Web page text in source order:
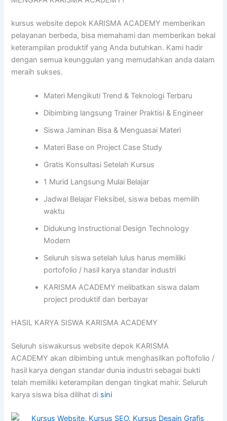
kursus website depok KARISMA ACADEMY memberikan
pelayanan berbeda, bisa memahami dan memberikan bekal
keterampilan produktif yang Anda butuhkan. Kami hadir
dengan semua keunggulan yang memudahkan anda dalam
meraih sukses.
Materi Mengikuti Trend & Teknologi Terbaru
Dibimbing langsung Trainer Praktisi & Engineer
Siswa Jaminan Bisa & Menguasai Materi
Materi Base on Project Case Study
Gratis Konsultasi Setelah Kursus
1 Murid Langsung Mulai Belajar
Jadwal Belajar Fleksibel, siswa bebas memilih
waktu
Didukung Instructional Design Technology
Modern
Seluruh siswa setelah lulus harus memiliki
portofolio / hasil karya standar industri
KARISMA ACADEMY melibatkan siswa dalam
project produktif dan berbayar
HASIL KARYA SISWA KARISMA ACADEMY
Seluruh siswakursus website depok KARISMA
ACADEMY akan dibimbing untuk menghasilkan poftofolio /
hasil karya dengan standar dunia industri sebagai bukti
telah memiliki keterampilan dengan tingkat mahir. Seluruh
karya siswa bisa dilihat di sini